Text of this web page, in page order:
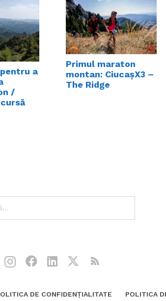
a
/
Primul maraton
montan: CiucașX3 –
The Ridge
DE CONFIDENȚIALITATE POLITICA